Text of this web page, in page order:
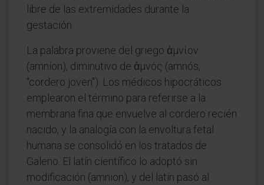
libre de las extremidades durante la
gestación.
La palabra proviene del griego ἀμνίον
(amníon), diminutivo de ἀμνός (amnós,
"cordero joven"). Los médicos hipocráticos
emplearon el término para referirse a la
membrana fina que envuelve al cordero recién
nacido, y la analogía con la envoltura fetal
humana se consolidó en los tratados de
Galeno. El latín científico lo adoptó sin
modificación (amnion), y del latín pasó al